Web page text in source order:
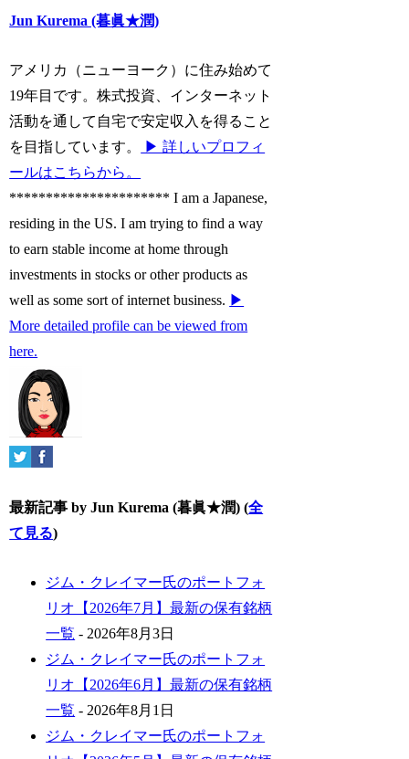
Jun Kurema (暮眞★潤)
アメリカ（ニューヨーク）に住み始めて
19年目です。株式投資、インターネット
活動を通して自宅で安定収入を得ること
を目指しています。
▶ 詳しいプロフィ
ールはこちらから。
********************** I am a Japanese,
residing in the US. I am trying to find a way
to earn stable income at home through
investments in stocks or other products as
well as some sort of internet business. ▶
More detailed profile can be viewed from
here.
最新記事 by Jun Kurema (暮眞★潤)(全
て見る)
ジム・クレイマー氏のポートフォ
リオ【2026年7月】最新の保有銘柄
一覧 - 2026年8月3日
ジム・クレイマー氏のポートフォ
リオ【2026年6月】最新の保有銘柄
一覧 - 2026年8月1日
ジム・クレイマー氏のポートフォ